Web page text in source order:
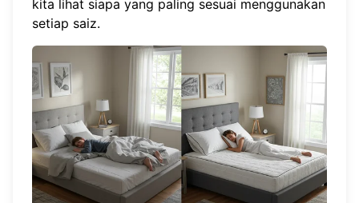
kita lihat siapa yang paling sesuai menggunakan
setiap saiz.